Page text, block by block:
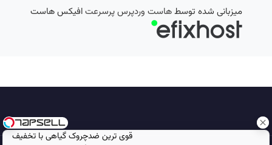
قوی ترین ضدچروک گیاهی با تخفیف
میزبانی شده توسطهاست وردپرس پرسرعتافیکس هاست